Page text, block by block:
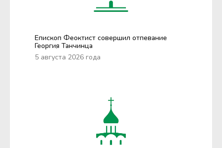
Епископ Феоктист совершил отпевание
Георгия Танчинца
5 августа 2026 года